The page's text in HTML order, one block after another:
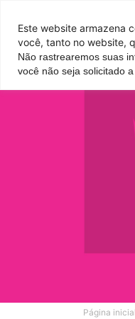
Este website armazena
você, tanto no website,
Não rastrearemos suas
você não seja solicitado
Página inicial